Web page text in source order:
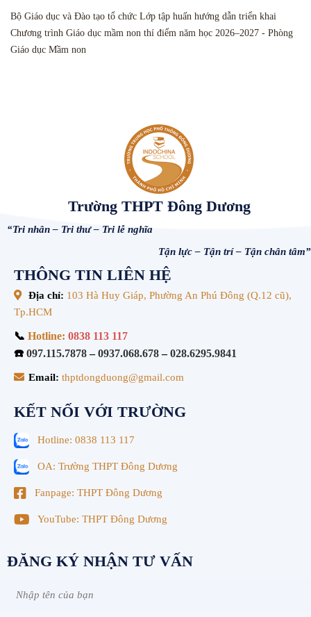
Bộ Giáo dục và Đào tạo tổ chức Lớp tập huấn hướng dẫn triển khai
Chương trình Giáo dục mầm non thí điểm năm học 2026–2027 - Phòng
Giáo dục Mầm non
Trường THPT Đông Dương
“Tri nhân – Tri thư – Tri lễ nghĩa
Tận lực – Tận trí – Tận chân tâm”
THÔNG TIN LIÊN HỆ
Địa chỉ: 103 Hà Huy Giáp, Phường An Phú Đông (Q.12 cũ),
Tp.HCM
📞 Hotline: 0838 113 117
☎️ 097.115.7878–0937.068.678–028.6295.9841
Email: thptdongduong@gmail.com
KẾT NỐI VỚI TRƯỜNG
Hotline: 0838 113 117
OA: Trường THPT Đông Dương
Fanpage: THPT Đông Dương
YouTube: THPT Đông Dương
ĐĂNG KÝ NHẬN TƯ VẤN